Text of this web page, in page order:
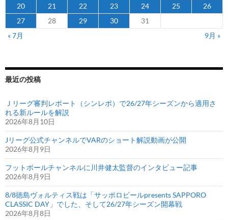
終
予
選
場
オ
ト
リ
代
表
20
21 22 23 24 25
26
27
28 29 30
31
« 7月
9月 »
最近の投稿
Ｊリーグ審判レポート（シンレポ）で26/27年シーズンから適用さ
れる新ルールを解説
2026年8月10日
Jリーグ公式チャンネルでVARのショート解説動画が公開
2026年8月9日
フットボールチャンネルに川井健太監督のインタビュー記事
2026年8月9日
8/8徳島ヴォルティス戦は「サッポロビールpresents SAPPORO
CLASSIC DAY」でした、そして26/27年シーズン開幕戦
2026年8月8日